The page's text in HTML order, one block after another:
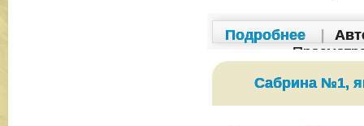
Подробнее
Сабрина №1,